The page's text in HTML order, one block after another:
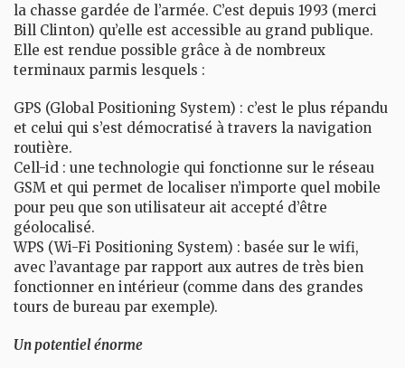
la chasse gardée de l’armée. C’est depuis 1993 (merci
Bill Clinton) qu’elle est accessible au grand publique.
Elle est rendue possible grâce à de nombreux
terminaux parmis lesquels :
GPS (Global Positioning System) : c’est le plus répandu
et celui qui s’est démocratisé à travers la navigation
routière.
Cell-id : une technologie qui fonctionne sur le réseau
GSM et qui permet de localiser n’importe quel mobile
pour peu que son utilisateur ait accepté d’être
géolocalisé.
WPS (Wi-Fi Positioning System) : basée sur le wifi,
avec l’avantage par rapport aux autres de très bien
fonctionner en intérieur (comme dans des grandes
tours de bureau par exemple).
Un potentiel énorme